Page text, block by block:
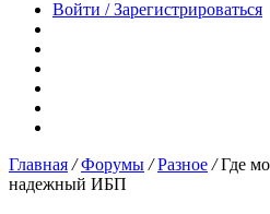
новость
Войти / Зарегистрироваться
Главная / Форумы / Разное / Где
надежный ИБП